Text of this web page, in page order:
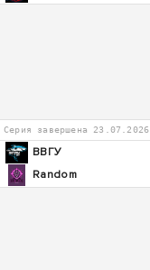
Серия завершена 23.07.2026
ВВГУ
Random